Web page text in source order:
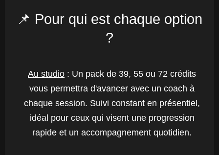
📌 Pour qui est chaque option
?
Au studio : Un pack de 39, 55 ou 72 crédits
vous permettra d'avancer avec un coach à
chaque session. Suivi constant en présentiel,
idéal pour ceux qui visent une progression
rapide et un accompagnement quotidien.